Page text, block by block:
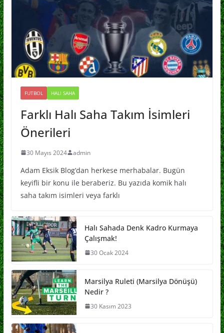
FUTBOL HALI SAHA
Farklı Halı Saha Takım İsimleri
Önerileri
30 Mayıs 2024 admin
Adam Eksik Blog’dan herkese merhabalar. Bugün
keyifli bir konu ile beraberiz. Bu yazıda komik halı
saha takım isimleri veya farklı
Halı Sahada Denk Kadro Kurmaya
Çalışmak!
30 Ocak 2024
Marsilya Ruleti (Marsilya Dönüşü)
Nedir ?
30 Kasım 2023